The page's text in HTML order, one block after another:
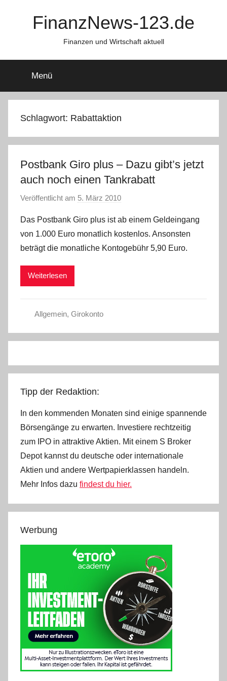
FinanzNews-123.de
Finanzen und Wirtschaft aktuell
Menü
Schlagwort: Rabattaktion
Postbank Giro plus – Dazu gibt’s jetzt
auch noch einen Tankrabatt
Veröffentlicht am 5. März 2010
n
C
h
W
Das Postbank Giro plus ist ab einem Geldeingang
von 1.000 Euro monatlich kostenlos. Ansonsten
beträgt die monatliche Kontogebühr 5,90 Euro.
Weiterlesen
Allgemein, Girokonto
Tipp der Redaktion:
In den kommenden Monaten sind einige spannende
Börsengänge zu erwarten. Investiere rechtzeitig
zum IPO in attraktive Aktien. Mit einem S Broker
Depot kannst du deutsche oder internationale
Aktien und andere Wertpapierklassen handeln.
Mehr Infos dazu findest du hier.
Werbung